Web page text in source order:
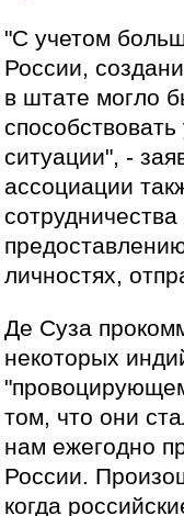
"С учетом
России,
в штате могло
ситуации", -
ассоциации
личностях,
Де Суза
некоторых
том, что они
нам ежегодно
России.
когда